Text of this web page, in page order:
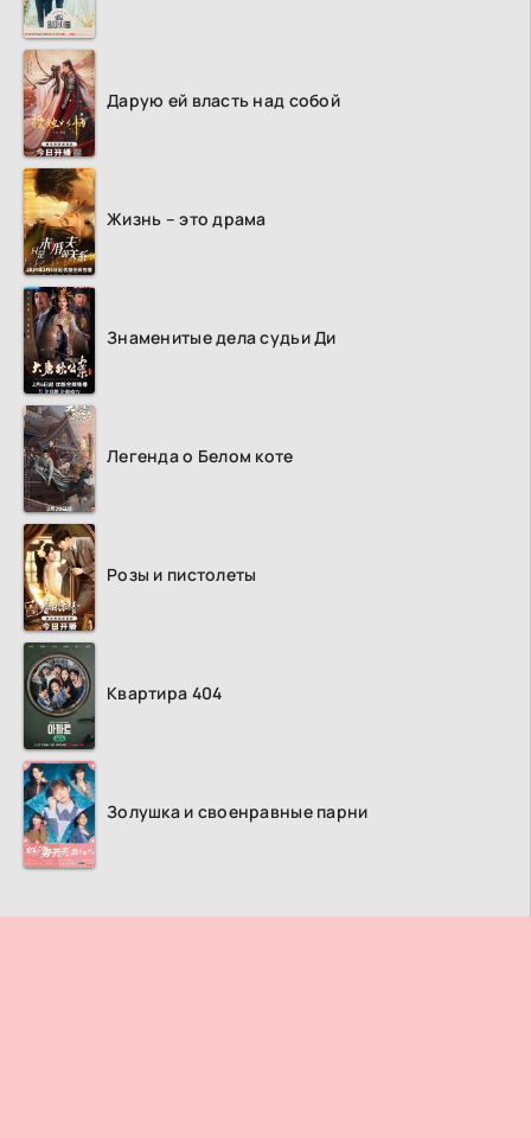
Дарую ей власть над собой
Жизнь – это драма
Знаменитые дела судьи Ди
Легенда о Белом коте
Розы и пистолеты
Квартира 404
Золушка и своенравные парни